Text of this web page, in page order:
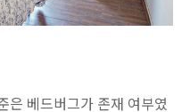
은 베드버그가 존재 여부였